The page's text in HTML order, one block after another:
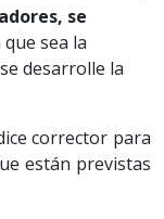
se
sea la
desarrolle la
corrector para
están previstas